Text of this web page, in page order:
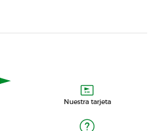
Nuestra tarjeta